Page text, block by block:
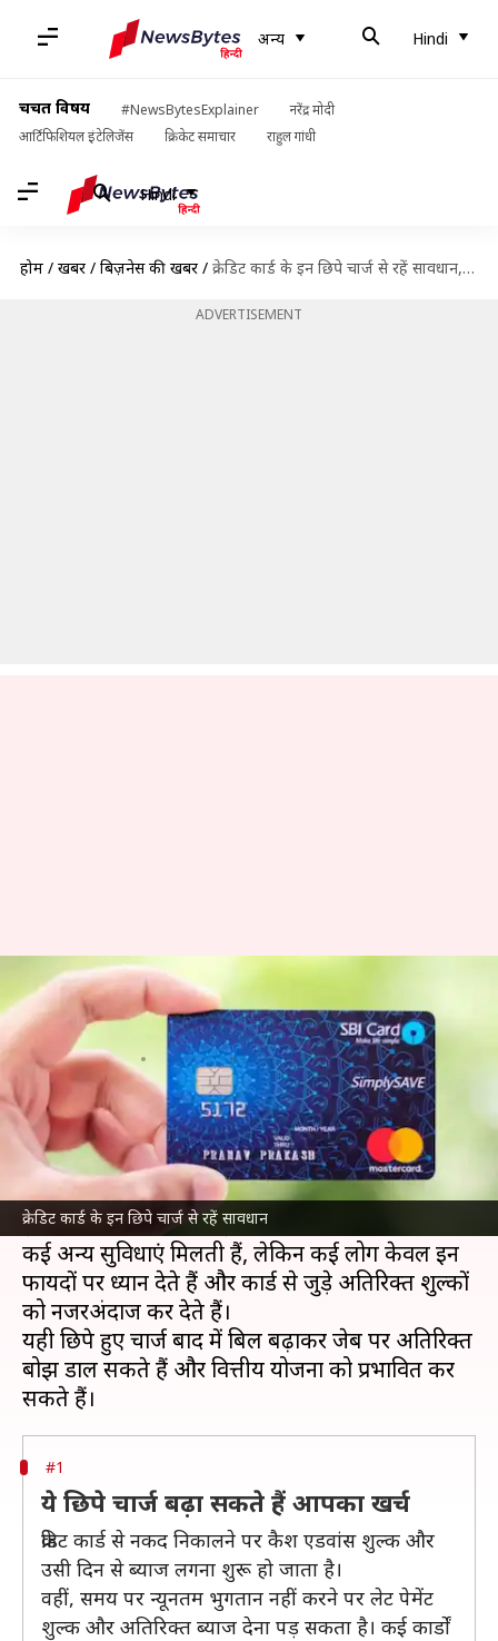
अन्य Hindi
चर्चित विषय #NewsBytesExplainer
नरेंद्र मोदी
आर्टिफिशियल इंटेलिजेंस
क्रिकेट समाचार राहुल गांधी
Hindi
होम / खबरें / बिज़नेस की खबरें / क्रेडिट कार्ड के इन छिपे चार्ज से रहें सावधान, वरना बढ़ सकता है खर्च
ADVERTISEMENT
क्रेडिट कार्ड के इन छिपे चार्ज से रहें सावधान
क्रेडिट कार्ड के इन छिपे चार्ज से रहें
सावधान, वरना बढ़ सकता है खर्च
लेखन बिश्वजीत कुमार Jul 08, 2026 09:53 am
क्या है खबर?
क्रेडिट कार्ड आज के समय में खरीदारी, भुगतान और कई
वित्तीय जरूरतों के लिए बेहद उपयोगी साधन बन चुका है।
इससे कैशबैक, रिवॉर्ड प्वाइंट, बिना ब्याज की अवधि और
कई अन्य सुविधाएं मिलती हैं, लेकिन कई लोग केवल इन
फायदों पर ध्यान देते हैं और कार्ड से जुड़े अतिरिक्त शुल्कों
को नजरअंदाज कर देते हैं।
यही छिपे हुए चार्ज बाद में बिल बढ़ाकर जेब पर अतिरिक्त
बोझ डाल सकते हैं और वित्तीय योजना को प्रभावित कर
#1
ये छिपे चार्ज बढ़ा सकते हैं आपका खर्च
क्रेडिट कार्ड से नकद निकालने पर कैश एडवांस शुल्क और
उसी दिन से ब्याज लगना शुरू हो जाता है।
वहीं, समय पर न्यूनतम भुगतान नहीं करने पर लेट पेमेंट
शुल्क और अतिरिक्त ब्याज देना पड़ सकता है। कई कार्डों